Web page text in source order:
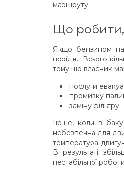
маршруту.
Що робити,
Якщо бензином
проїде. Всього
тому що власник
послуги
промивку
заміну фільтру.
Гірше, коли в
небезпечна для
температура
В результаті
нестабільної